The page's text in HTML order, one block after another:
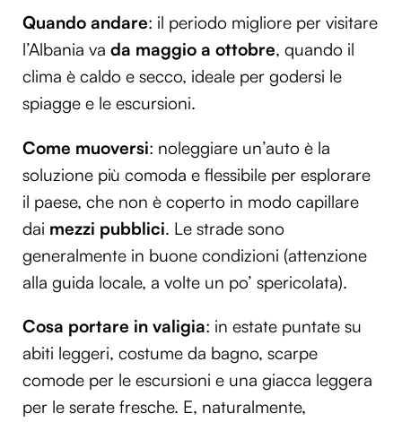
Quando andare: il periodo migliore per visitare
l’Albania va da maggio a ottobre, quando il
clima è caldo e secco, ideale per godersi le
spiagge e le escursioni.
Come muoversi: noleggiare un’auto è la
soluzione più comoda e flessibile per esplorare
il paese, che non è coperto in modo capillare
dai mezzi pubblici. Le strade sono
generalmente in buone condizioni (attenzione
alla guida locale, a volte un po’ spericolata).
Cosa portare in valigia: in estate puntate su
abiti leggeri, costume da bagno, scarpe
comode per le escursioni e una giacca leggera
per le serate fresche. E, naturalmente,